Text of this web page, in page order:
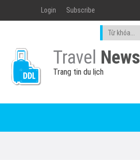
Login Subscribe
Travel News
Trang tin du lịch